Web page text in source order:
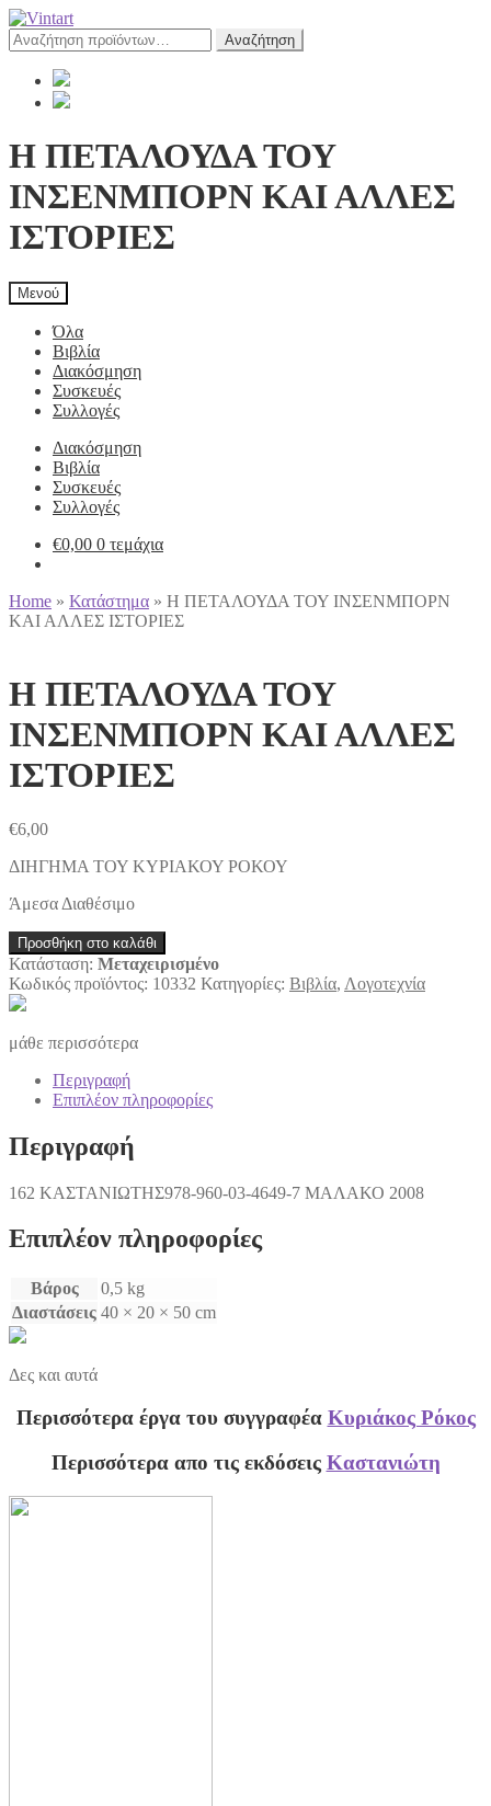
Αναζήτηση
για:
Αναζήτηση
Η ΠΕΤΑΛΟΥΔΑ ΤΟΥ
ΙΝΣΕΝΜΠΟΡΝ ΚΑΙ ΑΛΛΕΣ
ΙΣΤΟΡΙΕΣ
Μενού
Όλα
Βιβλία
Διακόσμηση
Συσκευές
Συλλογές
Διακόσμηση
Βιβλία
Συσκευές
Συλλογές
€0,00 0 τεμάχια
Home » Κατάστημα » Η ΠΕΤΑΛΟΥΔΑ ΤΟΥ ΙΝΣΕΝΜΠΟΡΝ
ΚΑΙ ΑΛΛΕΣ ΙΣΤΟΡΙΕΣ
Η ΠΕΤΑΛΟΥΔΑ ΤΟΥ
ΙΝΣΕΝΜΠΟΡΝ ΚΑΙ ΑΛΛΕΣ
ΙΣΤΟΡΙΕΣ
€6,00
ΔΙΗΓΗΜΑ ΤΟΥ ΚΥΡΙΑΚΟΥ ΡΟΚΟΥ
Άμεσα Διαθέσιμο
Η
ΠΕΤΑΛΟΥΔΑ
ΤΟΥ
ΙΝΣΕΝΜΠΟΡΝ
ΑΛΛΕΣ
ΙΣΤΟΡΙΕΣ
ποσότητα
Προσθήκη στο καλάθι
Κατάσταση: Μεταχειρισμένο
Κωδικός προϊόντος: 10332 Κατηγορίες: Βιβλία, Λογοτεχνία
μάθε περισσότερα
Περιγραφή
Επιπλέον πληροφορίες
Περιγραφή
162 ΚΑΣΤΑΝΙΩΤΗΣ978-960-03-4649-7 ΜΑΛΑΚΟ 2008
Επιπλέον πληροφορίες
Βάρος
0,5 kg
Διαστάσεις 40 × 20 × 50 cm
Δες και αυτά
Περισσότερα έργα του συγγραφέα Κυριάκος Ρόκος
Περισσότερα απο τις εκδόσεις Καστανιώτη